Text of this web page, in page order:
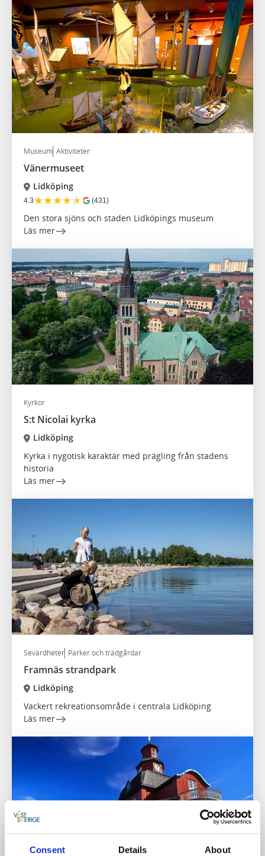
Consent Details About
Museum Aktiviteter
Vänermuseet
Lidköping
4.3★★★★★ (431)
Den stora sjöns och staden Lidköpings museum
Läs mer
Kyrkor
S:t Nicolai kyrka
Lidköping
Kyrka i nygotisk karaktär med prägling från stadens
historia
Läs mer
Sevärdheter Parker och trädgårdar
Framnäs strandpark
Lidköping
Vackert rekreationsområde i centrala Lidköping
Läs mer